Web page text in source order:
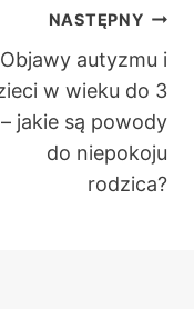
NASTĘPNY
Objawy autyzmu i
w wieku do 3
jakie są powody
do niepokoju
rodzica?